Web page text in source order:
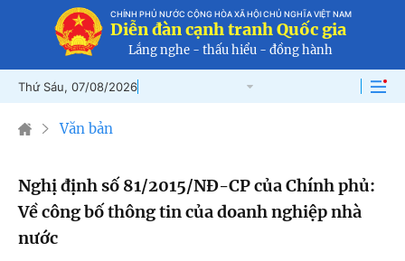
CHÍNH PHỦ NƯỚC CỘNG HÒA XÃ HỘI CHỦ NGHĨA VIỆT NAM
Diễn đàn cạnh tranh Quốc gia
Lắng nghe - thấu hiểu - đồng hành
Thứ Sáu, 07/08/2026
Bình Dương
Văn bản
Nghị định số 81/2015/NĐ-CP của Chính phủ:
Về công bố thông tin của doanh nghiệp nhà
nước